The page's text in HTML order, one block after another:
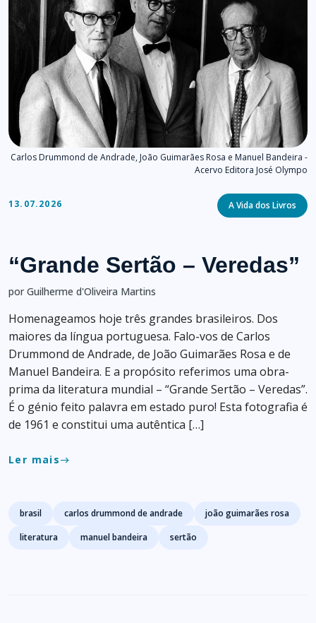
Carlos Drummond de Andrade, João Guimarães Rosa e Manuel Bandeira -
Acervo Editora José Olympo
13.07.2026 Categories
A Vida dos Livros
“Grande Sertão – Veredas”
por Guilherme d'Oliveira Martins
Homenageamos hoje três grandes brasileiros. Dos
maiores da língua portuguesa. Falo-vos de Carlos
Drummond de Andrade, de João Guimarães Rosa e de
Manuel Bandeira. E a propósito referimos uma obra-
prima da literatura mundial – “Grande Sertão – Veredas”.
É o génio feito palavra em estado puro! Esta fotografia é
de 1961 e constitui uma autêntica […]
Ler maiseast
Tags
brasil carlos drummond de andrade
joão guimarães rosa
literatura
manuel bandeira sertão